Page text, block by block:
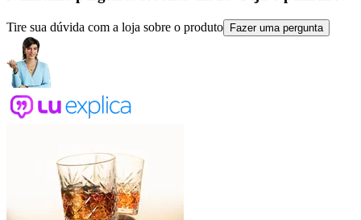
Tire sua dúvida com a loja sobre o produto Fazer uma pergunta